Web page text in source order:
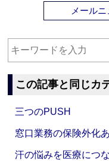
メール
この記事と同じカ
三つのPUSH
窓口業務の保険外化
汗の悩みを医療につ